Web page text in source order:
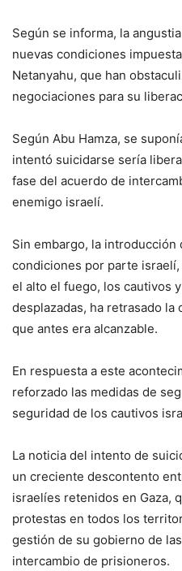
Según se informa, la
nuevas condiciones
Netanyahu, que han
negociaciones para su
Según Abu Hamza, se
intentó suicidarse sería
fase del acuerdo de
enemigo israelí.
Sin embargo, la
condiciones por parte
el alto el fuego, los cautivos
desplazadas, ha retrasado
que antes era alcanzable.
En respuesta a este
reforzado las medidas de
seguridad de los cautivos
La noticia del intento de
un creciente descontento
israelíes retenidos en Gaza,
protestas en todos los
gestión de su gobierno de
intercambio de prisioneros.